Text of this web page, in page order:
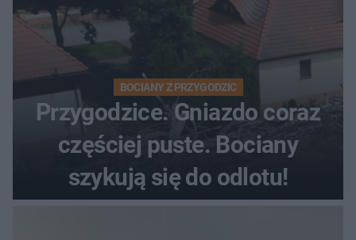
BOCIANY Z PRZYGODZIC
Przygodzice. Gniazdo coraz
częściej puste. Bociany
szykują się do odlotu!